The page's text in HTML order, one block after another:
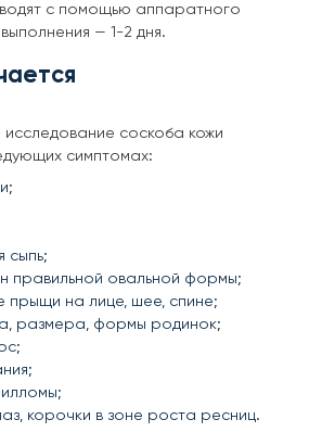
с помощью аппаратного
— 1-2 дня.
соскоба кожи
симптомах:
сыпь;
правильной овальной формы;
прыщи на лице, шее, спине;
размера, формы родинок;
корочки в зоне роста ресниц.